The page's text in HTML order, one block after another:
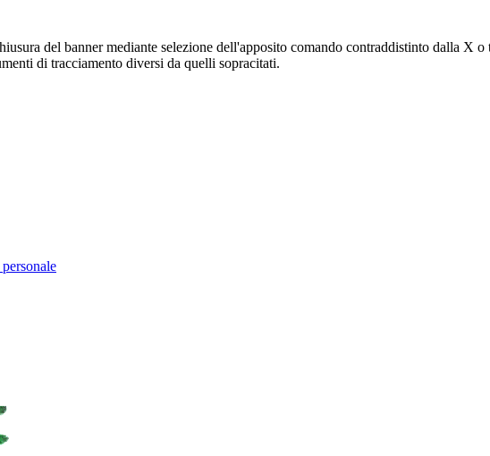
del banner mediante selezione dell'apposito comando contraddistinto dalla X
di tracciamento diversi da quelli sopracitati.